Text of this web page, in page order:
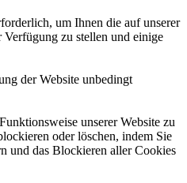
um Ihnen die auf unserer
zu stellen und einige
der Website unbedingt
unserer Website zu
oder löschen, indem Sie
und das Blockieren aller Cookies